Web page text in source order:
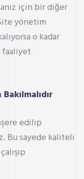
için bir diğer
yönetim
o kadar
edilip
Bu sayede kaliteli